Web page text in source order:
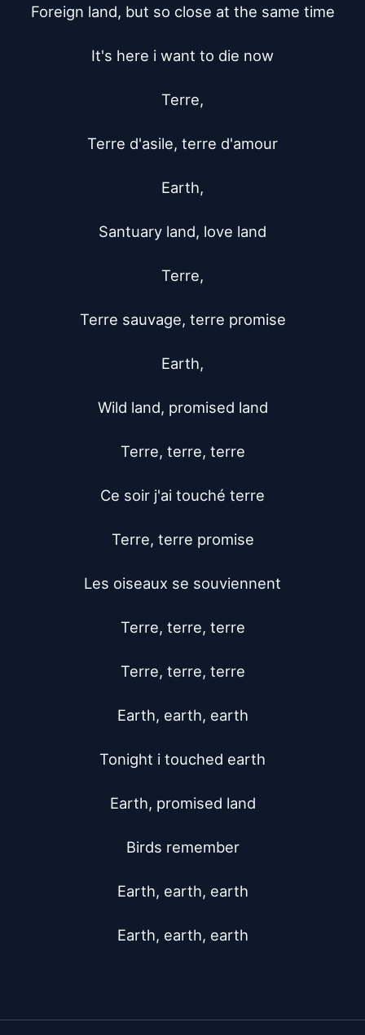
Foreign land, but so close at the same time
It's here i want to die now
Terre,
Terre d'asile, terre d'amour
Earth,
Santuary land, love land
Terre,
Terre sauvage, terre promise
Earth,
Wild land, promised land
Terre, terre, terre
Ce soir j'ai touché terre
Terre, terre promise
Les oiseaux se souviennent
Terre, terre, terre
Terre, terre, terre
Earth, earth, earth
Tonight i touched earth
Earth, promised land
Birds remember
Earth, earth, earth
Earth, earth, earth